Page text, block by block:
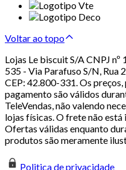
Voltar ao topo
Lojas Le biscuit S/A CNPJ
535 - Via Parafuso S/N, Rua
CEP: 42.800-331. Os
pagamento são válidos
TeleVendas, não valendo
lojas físicas. O frete não
Ofertas válidas enquanto
produtos são meramente
Politica de privacidade